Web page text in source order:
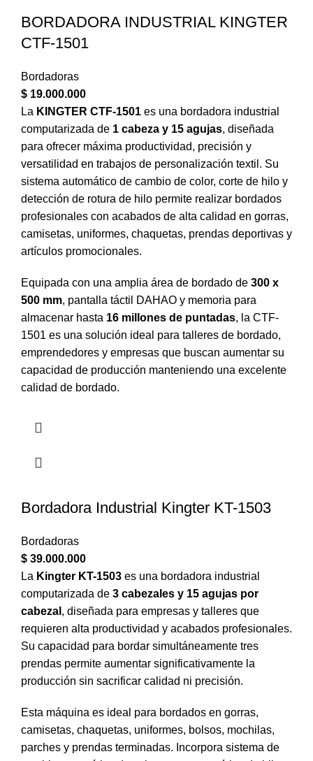
BORDADORA INDUSTRIAL KINGTER
CTF-1501
Bordadoras
$ 19.000.000
La KINGTER CTF-1501 es una bordadora industrial
computarizada de 1 cabeza y 15 agujas, diseñada
para ofrecer máxima productividad, precisión y
versatilidad en trabajos de personalización textil. Su
sistema automático de cambio de color, corte de hilo y
detección de rotura de hilo permite realizar bordados
profesionales con acabados de alta calidad en gorras,
camisetas, uniformes, chaquetas, prendas deportivas y
artículos promocionales.
Equipada con una amplia área de bordado de 300 x
500 mm, pantalla táctil DAHAO y memoria para
almacenar hasta 16 millones de puntadas, la CTF-
1501 es una solución ideal para talleres de bordado,
emprendedores y empresas que buscan aumentar su
capacidad de producción manteniendo una excelente
calidad de bordado.
Bordadora Industrial Kingter KT-1503
Bordadoras
$ 39.000.000
La Kingter KT-1503 es una bordadora industrial
computarizada de 3 cabezales y 15 agujas por
cabezal , diseñada para empresas y talleres que
requieren alta productividad y acabados profesionales.
Su capacidad para bordar simultáneamente tres
prendas permite aumentar significativamente la
producción sin sacrificar calidad ni precisión.
Esta máquina es ideal para bordados en gorras,
camisetas, chaquetas, uniformes, bolsos, mochilas,
parches y prendas terminadas. Incorpora sistema de